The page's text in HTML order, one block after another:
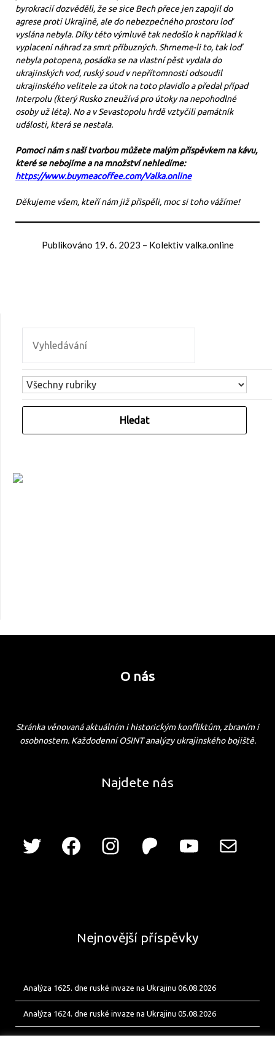
byrokracií dozvěděli, že se sice Bech přece jen zapojil do
agrese proti Ukrajině, ale do nebezpečného prostoru loď
vyslána nebyla. Díky této výmluvě tak nedošlo k například k
vyplacení náhrad za smrt příbuzných. Shrneme-li to, tak loď
nebyla potopena, posádka se na vlastní pěst vydala do
ukrajinských vod, ruský soud v nepřítomnosti odsoudil
ukrajinského velitele za útok na toto plavidlo a předal případ
Interpolu (který Rusko zneužívá pro útoky na nepohodlné
osoby už léta). No a v Sevastopolu hrdě vztyčili památník
události, která se nestala.
Pomoci nám s naší tvorbou můžete malým příspěvkem na kávu,
které se nebojíme a na množství nehledíme:
https://www.buymeacoffee.com/Valka.online
Děkujeme všem, kteří nám již přispěli, moc si toho vážíme!
Publikováno 19. 6. 2023 – Kolektiv valka.online
O nás
Stránka věnovaná aktuálním i historickým konfliktům, zbraním i
osobnostem. Každodenní OSINT analýzy ukrajinského bojiště.
Najdete nás
Nejnovější příspěvky
Analýza 1625. dne ruské invaze na Ukrajinu 06.08.2026
Analýza 1624. dne ruské invaze na Ukrajinu 05.08.2026